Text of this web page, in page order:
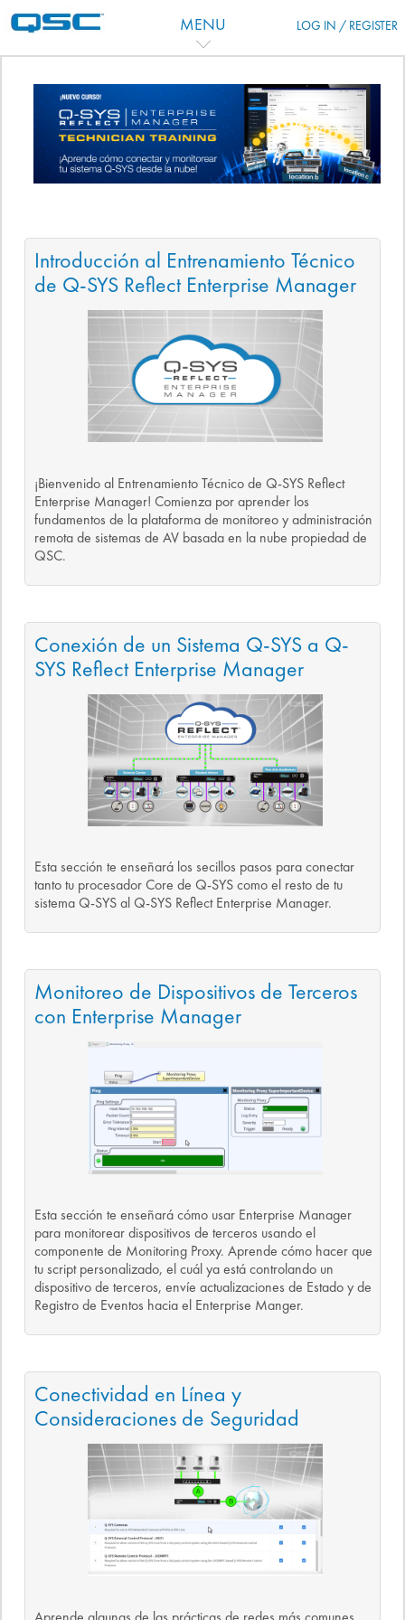
MENU LOG IN / REGISTER
Topic outline
Introducción al Entrenamiento Técnico
de Q-SYS Reflect Enterprise Manager
¡Bienvenido al Entrenamiento Técnico de Q-SYS Reflect
Enterprise Manager! Comienza por aprender los
fundamentos de la plataforma de monitoreo y administración
remota de sistemas de AV basada en la nube propiedad de
QSC.
Conexión de un Sistema Q-SYS a Q-
SYS Reflect Enterprise Manager
Esta sección te enseñará los secillos pasos para conectar
tanto tu procesador Core de Q-SYS como el resto de tu
sistema Q-SYS al Q-SYS Reflect Enterprise Manager.
Monitoreo de Dispositivos de Terceros
con Enterprise Manager
Esta sección te enseñará cómo usar Enterprise Manager
para monitorear dispositivos de terceros usando el
componente de Monitoring Proxy. Aprende cómo hacer que
tu script personalizado, el cuál ya está controlando un
dispositivo de terceros, envíe actualizaciones de Estado y de
Registro de Eventos hacia el Enterprise Manger.
Conectividad en Línea y
Consideraciones de Seguridad